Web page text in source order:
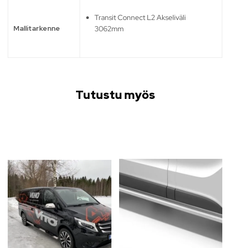
Mallitarkenne
Transit Connect L2 Akseliväli
3062mm
Tutustu myös